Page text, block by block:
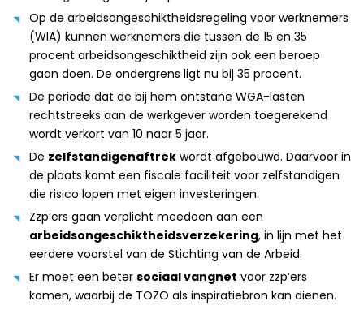
Op de arbeidsongeschiktheidsregeling voor werknemers
(WIA) kunnen werknemers die tussen de 15 en 35
procent arbeidsongeschiktheid zijn ook een beroep
gaan doen. De ondergrens ligt nu bij 35 procent.
De periode dat de bij hem ontstane WGA-lasten
rechtstreeks aan de werkgever worden toegerekend
wordt verkort van 10 naar 5 jaar.
De zelfstandigenaftrek wordt afgebouwd. Daarvoor in
de plaats komt een fiscale faciliteit voor zelfstandigen
die risico lopen met eigen investeringen.
Zzp’ers gaan verplicht meedoen aan een
arbeidsongeschiktheidsverzekering, in lijn met het
eerdere voorstel van de Stichting van de Arbeid.
Er moet een beter sociaal vangnet voor zzp’ers
komen, waarbij de TOZO als inspiratiebron kan dienen.